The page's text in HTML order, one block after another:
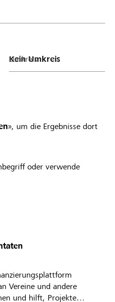
Umkreis
», um die Ergebnisse dort
oder verwende
Vereine und andere
und hilft, Projekte